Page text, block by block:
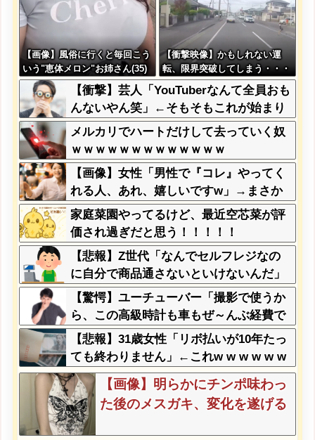
【画像】風俗に行くと毎回こう
いう"恵体メロン"お姉さん(35)
を指名してしまうんやが・・・
【衝撃映像】かもしれない運
転、限界突破してしまう・・・
【衝撃】芸人「YouTuberなんて全員おも
んないやん笑」←そもそもこれが始まり
なんだと思うんだがどう思う？？？？？
メルカリでハートだけして去っていく奴
ｗｗｗｗｗｗｗｗｗｗｗｗｗ
【画像】女性「男性で『コレ』やってく
れる人、あれ、嬉しいですw」→まさか
の行為がこちらw w w w w w w w w
家庭菜園やってるけど、最近空芯菜が評
価され過ぎだと思う！！！！！
【悲報】Z世代「なんでセルフレジなの
に自分で商品通さないといけないんだ」
【驚愕】ユーチューバー「撮影で使うか
ら、この高級時計も車もぜ～んぶ経費で
タダ！ｗ」←まさかコレ本気にしてる奴
なんておらんよな？よな？w w w w w w
w w w w w
【悲報】31歳女性「リボ払いが10年たっ
ても終わりません」←これw w w w w w
w
【画像】明らかにチンポ味わっ
た後のメスガキ、変化を遂げる